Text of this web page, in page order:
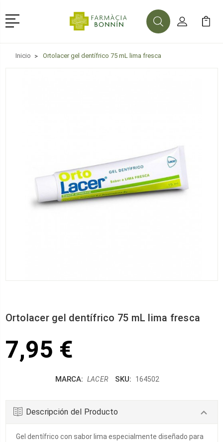
Menú
BuscarMi Cuenta
Mi
Inicio Ortolacer gel dentífrico 75 mL lima fresca
Ortolacer gel dentífrico 75 mL lima fresca
7,95 €
MARCA: LACER SKU: 164502
Descripción del Producto
Gel dentífrico con sabor lima especialmente diseñado para